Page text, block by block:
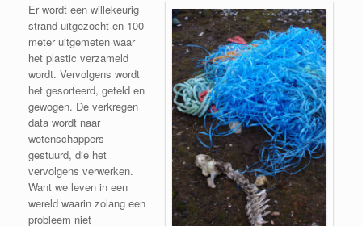
Er wordt een willekeurig
strand uitgezocht en 100
meter uitgemeten waar
het plastic verzameld
wordt. Vervolgens wordt
het gesorteerd, geteld en
gewogen. De verkregen
data wordt naar
wetenschappers
gestuurd, die het
vervolgens verwerken.
Want we leven in een
wereld waarin zolang een
probleem niet